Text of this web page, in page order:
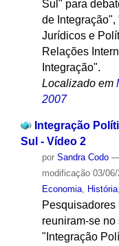
Sul" para
de
Jurídicos e
Relações
Integração".
Localizado em
2007
Integração
Sul - Vídeo 2
por Sandra Codo
modificação03/06/
Economia, História,
reuniram-se no
"Integração